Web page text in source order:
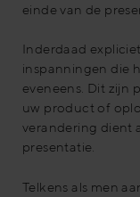
einde van de
Inderdaad
inspanningen die
eveneens. Dit zijn
uw product of
verandering dient
presentatie.
Telkens als men